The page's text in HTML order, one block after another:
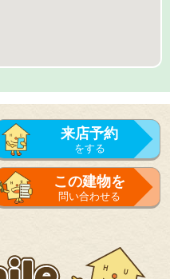
来店予約
をする
来店予約
をする
この建物を
問い合わせる